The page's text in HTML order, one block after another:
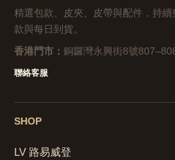
精選包款、皮夾、皮帶與配件，持
款與每日到貨。
香港門市： 銅鑼灣永興街8號
聯絡客服
SHOP
LV 路易威登